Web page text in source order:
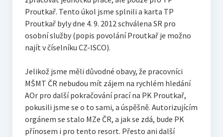
Proutkař. Tento úkol jsme splnili a karta TP
Proutkař byly dne 4. 9. 2012 schválena SR pro
osobní služby (popis povolání Proutkař je možno
najít v číselníku CZ-ISCO).
Jelikož jsme měli důvodné obavy, že pracovníci
MŠMT ČR nebudou mít zájem na rychlém hledání
AOr pro další pokračování prací na PK Proutkař,
pokusili jsme se o to sami, a úspěšně. Autorizujícím
orgánem se stalo MZe ČR, a jak se zdá, bude PK
přínosem i pro tento resort. Přesto ani další